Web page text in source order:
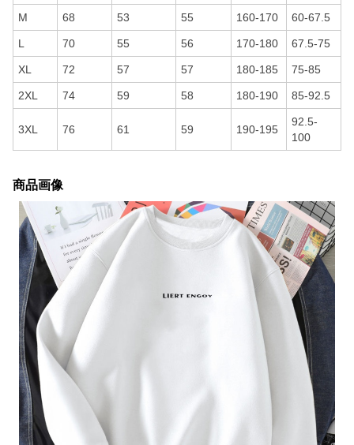
M 68 53 55 160-170 60-67.5
L 70 55 56 170-180 67.5-75
XL 72 57 57 180-185 75-85
2XL 74 59 58 180-190 85-92.5
3XL 76 61 59 190-195
92.5-
100
商品画像